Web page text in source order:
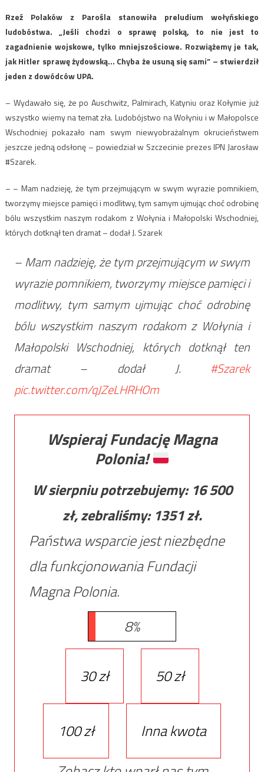
Rzeź Polaków z Parośla stanowiła preludium wołyńskiego
ludobóstwa. „Jeśli chodzi o sprawę polską, to nie jest to
zagadnienie wojskowe, tylko mniejszościowe. Rozwiążemy je tak,
jak Hitler sprawę żydowską… Chyba że usuną się sami” – stwierdził
jeden z dowódców UPA.
– Wydawało się, że po Auschwitz, Palmirach, Katyniu oraz Kołymie już
wszystko wiemy na temat zła. Ludobójstwo na Wołyniu i w Małopolsce
Wschodniej pokazało nam swym niewyobrażalnym okrucieństwem
jeszcze jedną odsłonę – powiedział w Szczecinie prezes IPN Jarosław
#Szarek.
– – Mam nadzieję, że tym przejmującym w swym wyrazie pomnikiem,
tworzymy miejsce pamięci i modlitwy, tym samym ujmując choć odrobinę
bólu wszystkim naszym rodakom z Wołynia i Małopolski Wschodniej,
których dotknął ten dramat – dodał J. Szarek
– Mam nadzieję, że tym przejmującym w swym
wyrazie pomnikiem, tworzymy miejsce pamięci i
modlitwy, tym samym ujmując choć odrobinę
bólu wszystkim naszym rodakom z Wołynia i
Małopolski Wschodniej, których dotknął ten
dramat – dodał J. #Szarek
pic.twitter.com/qJZeLHRHOm
Wspieraj Fundację Magna
Polonia!
W sierpniu potrzebujemy: 16 500
zł, zebraliśmy: 1351zł.
Państwa wsparcie jest niezbędne
dla funkcjonowania Fundacji
Magna Polonia.
8%
30 zł 50 zł
100 zł
Inna kwota